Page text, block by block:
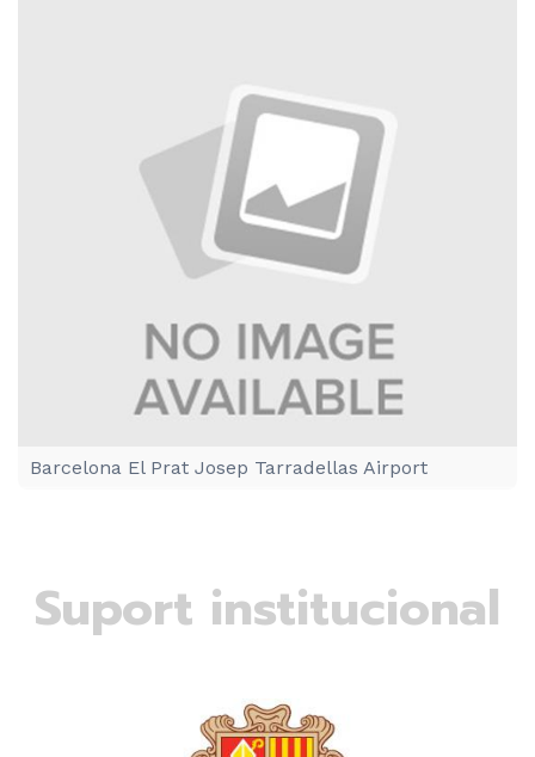
Barcelona El Prat Josep Tarradellas Airport
Suport institucional